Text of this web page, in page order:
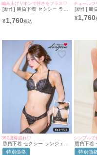
編み上げリボンで甘さをプラス♡
[新作] 勝負下着 セクシー ラン
ン ピュア ホワイト 白 脇高 ブ
ラジャー ショーツ 下着 2点セ
¥1,760
チュール
[新作] 勝
ジェリー
ュア ホワ
¥1,760
360度爆盛れ♡
勝負下着 セクシー ランジェリ
ー エレガントレース チュール
特別価格
勝負下着
ー ブラジ
特別価